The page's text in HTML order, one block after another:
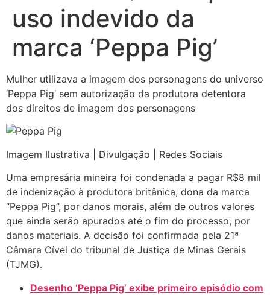
uso indevido da
marca ‘Peppa Pig’
Mulher utilizava a imagem dos personagens do universo
‘Peppa Pig’ sem autorização da produtora detentora
dos direitos de imagem dos personagens
Imagem Ilustrativa | Divulgação | Redes Sociais
Uma empresária mineira foi condenada a pagar R$8 mil
de indenização à produtora britânica, dona da marca
“Peppa Pig”, por danos morais, além de outros valores
que ainda serão apurados até o fim do processo, por
danos materiais. A decisão foi confirmada pela 21ª
Câmara Cível do tribunal de Justiça de Minas Gerais
(TJMG).
Desenho ‘Peppa Pig’ exibe primeiro episódio com